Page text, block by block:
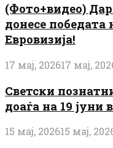
(Фото+видео)
донесе победата
Евровизија!
17 мај, 202617 мај,
Светски
доаѓа на 19 јуни
15 мај, 202615 мај,